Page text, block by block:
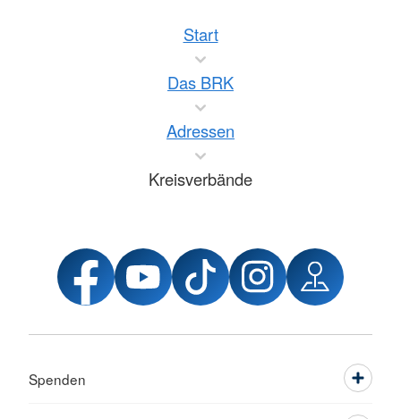
Start
Das BRK
Adressen
Kreisverbände
Spenden